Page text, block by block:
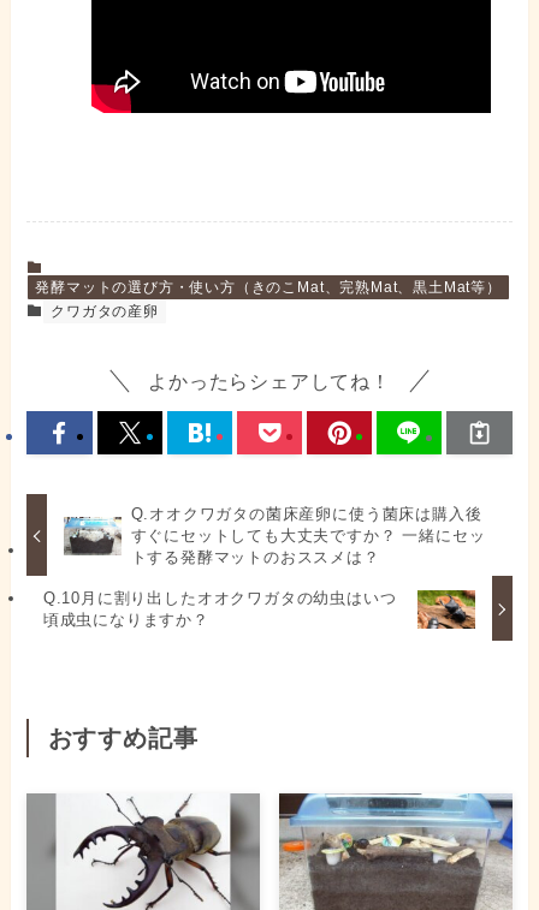
発酵マットの選び方・使い方（きのこMat、完熟Mat、黒土Mat等）
クワガタの産卵
よかったらシェアしてね！
Q.オオクワガタの菌床産卵に使う菌床は購入後
すぐにセットしても大丈夫ですか？ 一緒にセッ
トする発酵マットのおススメは？
Q.10月に割り出したオオクワガタの幼虫はいつ
頃成虫になりますか？
おすすめ記事